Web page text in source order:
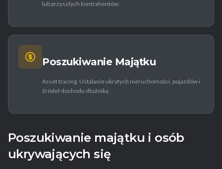
lub przyszłych kontrahentów.
Poszukiwanie Majątku
Asset tracing. Ustalanie ukrytych nieruchomości, pojazdów i
źródeł dochodu dłużnika.
Poszukiwanie majątku i osób
ukrywających się